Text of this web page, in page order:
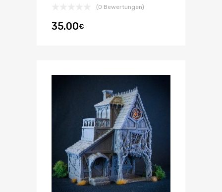
(0 Bewertungen)
35.00€